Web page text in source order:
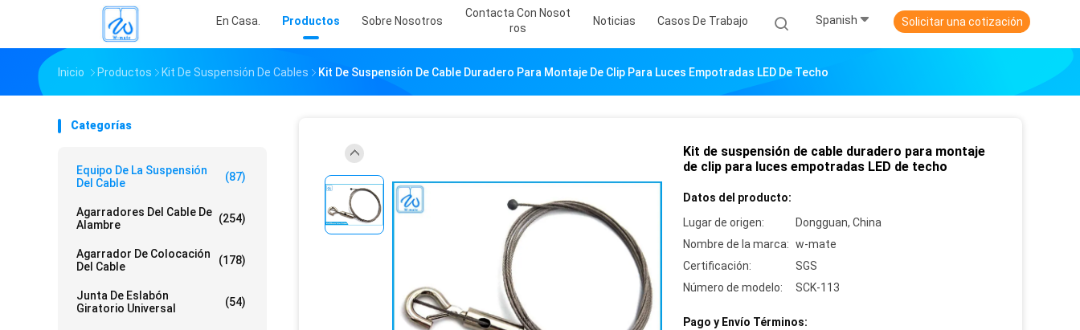
En Casa. Productos Sobre Nosotros
Contacta Con Nosot
Ros
Noticias Casos De Trabajo Spanish Solicitar una cotización
Inicio Productos Kit De Suspensión De Cables Kit De Suspensión De Cable Duradero Para Montaje De Clip Para Luces Empotradas LED De Techo
Categorías
Equipo De La Suspensión
Del Cable
(87)
Agarradores Del Cable De
Alambre
(254)
Agarrador De Colocación
Del Cable
(178)
Junta De Eslabón
Giratorio Universal
(54)
Kit de suspensión de cable duradero para montaje
de clip para luces empotradas LED de techo
Datos del producto:
Lugar de origen:
Dongguan, China
Nombre de la marca: w-mate
Certificación:
SGS
Número de modelo:
SCK-113
Pago y Envío Términos: